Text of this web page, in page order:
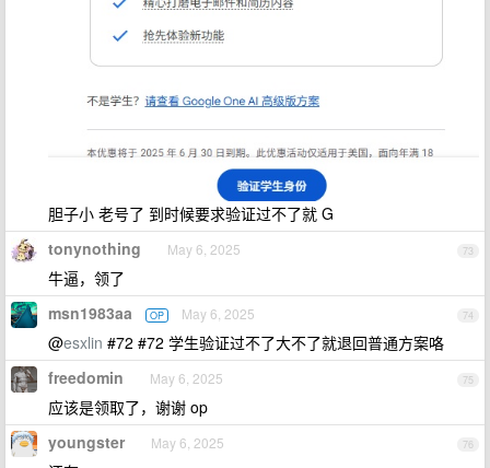
胆子小 老号了 到时候要求验证过不了就 G
73
tonynothing May 6, 2025
牛逼，领了
74
msn1983aa OP May 6, 2025
@esxlin #72 #72 学生验证过不了大不了就退回普通方案咯
75
freedomin May 6, 2025
应该是领取了，谢谢 op
76
youngster May 6, 2025